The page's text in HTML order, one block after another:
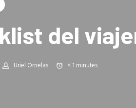
del
Uriel Ornelas < 1 minutes